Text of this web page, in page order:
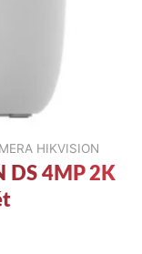
HIKVISION
DS 4MP 2K